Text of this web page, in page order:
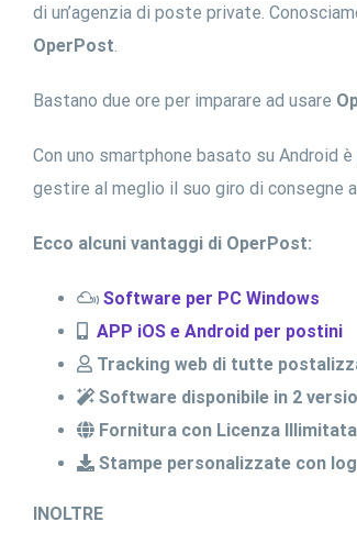
di un’agenzia di poste private.
OperPost
Bastano due ore per imparare ad usare
Con uno smartphone basato su Android
gestire al meglio il suo giro di consegne a
Ecco alcuni vantaggi di OperPost:
Software per PC Windows
APP iOS e Android per postini
Tracking web di tutte
Software disponibile in 2
Fornitura con Licenza
Stampe personalizzate con
INOLTRE